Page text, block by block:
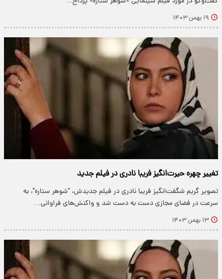
۱۹ بهمن ۱۴۰۳
تغییر چهره حیرت‌انگیز فریبا نادری در فیلم جدید
تصویر گریم شگفت‌انگیز فریبا نادری در فیلم جدیدش، "شوهر ستاره"، به
سرعت در فضای مجازی دست به دست شد و واکنش‌های فراوانی…
۱۳ بهمن ۱۴۰۳